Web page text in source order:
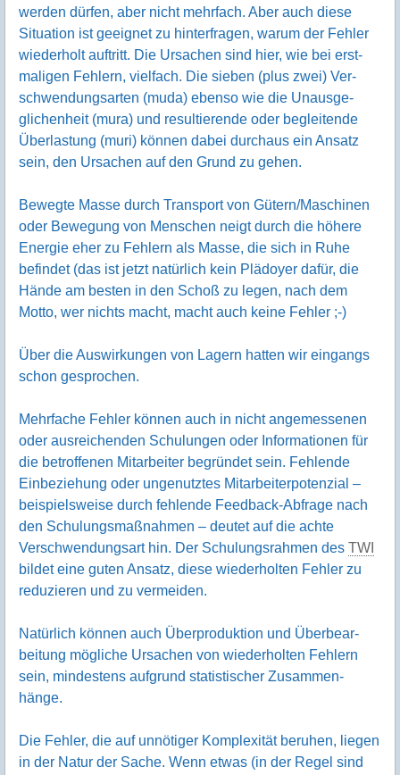
werden dürfen, aber nicht mehr­fach. Aber auch diese
Situation ist geeignet zu hinter­fragen, warum der Fehler
wieder­holt auftritt. Die Ursachen sind hier, wie bei erst­
maligen Fehlern, vielfach. Die sieben (plus zwei) Ver­
schwen­dungs­arten (muda) ebenso wie die Unausge­
glichen­heit (mura) und resul­tierende oder beglei­tende
Über­lastung (muri) können dabei durchaus ein Ansatz
sein, den Ursachen auf den Grund zu gehen.
Bewegte Masse durch Transport von Gütern/Maschinen
oder Bewegung von Menschen neigt durch die höhere
Energie eher zu Fehlern als Masse, die sich in Ruhe
befindet (das ist jetzt natürlich kein Plädoyer dafür, die
Hände am besten in den Schoß zu legen, nach dem
Motto, wer nichts macht, macht auch keine Fehler ;-)
Über die Auswir­kungen von Lagern hatten wir eingangs
schon gesprochen.
Mehrfache Fehler können auch in nicht angemes­senen
oder ausrei­chenden Schulungen oder Informa­tionen für
die betrof­fenen Mitar­beiter begründet sein. Fehlende
Einbe­ziehung oder ungenutztes Mitar­beiter­potenzial –
beispiels­weise durch fehlende Feedback-Abfrage nach
den Schulungs­maßnahmen – deutet auf die achte
Verschwendungsart hin. Der Schulungs­rahmen des TWI
bildet eine guten Ansatz, diese wieder­holten Fehler zu
reduzieren und zu vermeiden.
Natürlich können auch Über­produk­tion und Überbear­
beitung mög­liche Ursachen von wieder­holten Fehlern
sein, mindestens auf­grund stati­stischer Zusammen­
hänge.
Die Fehler, die auf unnötiger Komple­xität beruhen, liegen
in der Natur der Sache. Wenn etwas (in der Regel sind